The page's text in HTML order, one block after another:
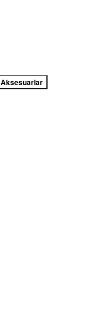
Aksesuarlar